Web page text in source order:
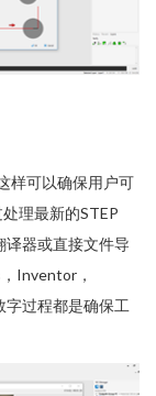
样可以确保用户可
理最新的STEP
译器或直接文件导
Inventor，
字过程都是确保工